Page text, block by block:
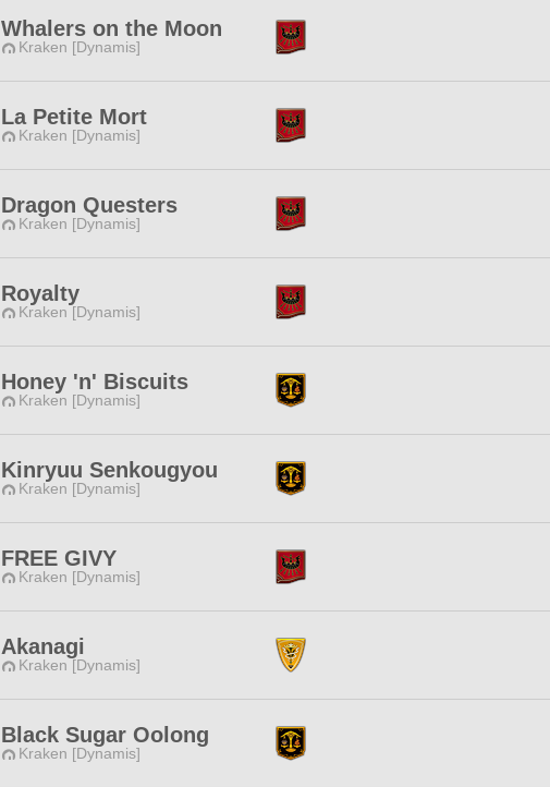
Whalers on the Moon
Kraken [Dynamis]
La Petite Mort
Kraken [Dynamis]
Dragon Questers
Kraken [Dynamis]
Royalty
Kraken [Dynamis]
Honey 'n' Biscuits
Kraken [Dynamis]
Kinryuu Senkougyou
Kraken [Dynamis]
FREE GIVY
Kraken [Dynamis]
Akanagi
Kraken [Dynamis]
Black Sugar Oolong
Kraken [Dynamis]